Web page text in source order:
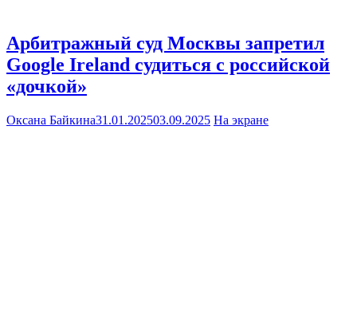
Арбитражный суд Москвы запретил
Google Ireland судиться с российской
«дочкой»
Оксана Байкина31.01.202503.09.2025 На экране